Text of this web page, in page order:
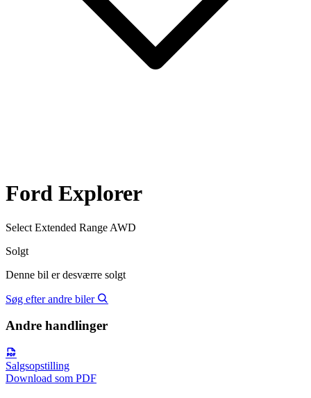
Ford Explorer
Select Extended Range AWD
Solgt
Denne bil er desværre solgt
Søg efter andre biler
Andre handlinger
Salgsopstilling
Download som PDF